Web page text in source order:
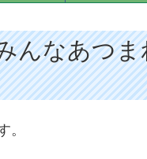
んなあつま
。